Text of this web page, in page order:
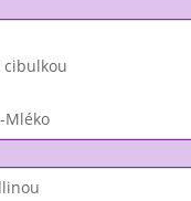
cibulkou
Mléko